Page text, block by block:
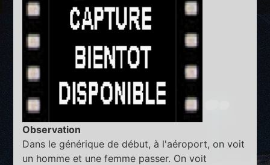
Observation
Dans le générique de début, à l'aéroport, on voit
un homme et une femme passer. On voit